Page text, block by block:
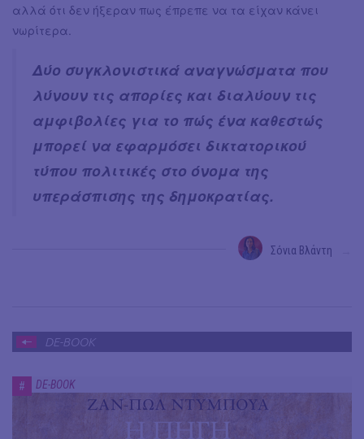
αλλά ότι δεν ήξεραν πως έπρεπε να τα είχαν κάνει
νωρίτερα.
Δύο συγκλονιστικά αναγνώσματα που
λύνουν τις απορίες και διαλύουν τις
αμφιβολίες για το πώς ένα καθεστώς
μπορεί να εφαρμόσει δικτατορικού
τύπου πολιτικές στο όνομα της
υπεράσπισης της δημοκρατίας.
Σόνια Βλάντη
DE-BOOK
# DE-BOOK